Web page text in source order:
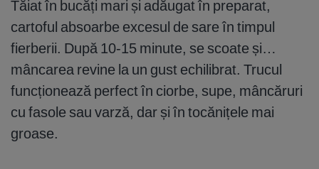
Tăiat în bucăți mari și adăugat în preparat,
cartoful absoarbe excesul de sare în timpul
fierberii. După 10-15 minute, se scoate și…
mâncarea revine la un gust echilibrat. Trucul
funcționează perfect în ciorbe, supe, mâncăruri
cu fasole sau varză, dar și în tocănițele mai
groase.